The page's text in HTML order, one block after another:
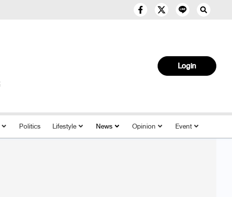
Login
Politics Lifestyle News Opinion Event